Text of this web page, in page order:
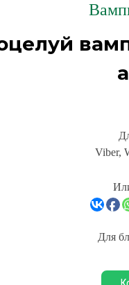
Viber,
Для